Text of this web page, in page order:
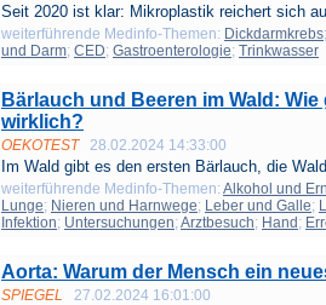
Seit 2020 ist klar: Mikroplastik reichert sich
weiterführende Medinfo-Themen: Dickdarmkrebs
und Darm; CED; Gastroenterologie; Trinkwasser
Bärlauch und Beeren im Wald:
wirklich?
OEKOTEST 28.02.2024 14:33:00
Im Wald gibt es den ersten Bärlauch, die
weiterführende Medinfo-Themen: Alkohol und
Lunge; Nieren und Harnwege; Leber und Galle;
Infektion; Untersuchungen; Arztbesuch; Hand ;
Aorta: Warum der Mensch ein
SPIEGEL 27.02.2024 16:01:00